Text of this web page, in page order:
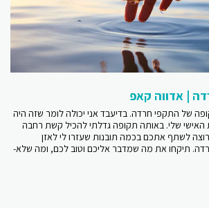
| אדווה קאפ
של התקפי חרדה. בדיעבד אני יכולה לומר שזה היה
שלי. באותה תקופה גדלתי להכיל קשת רחבה
לשתף אתכם בכמה תובנות שעזרו לי לאזן
תיקחו את מה שמדבר אליכם וטוב לכם, ומה שלא-